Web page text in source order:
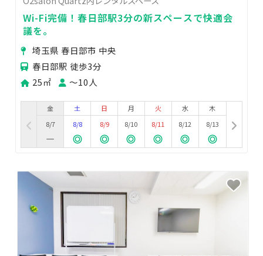
Wi-Fi完備！春日部駅3分の新スペースで快適会
議を。
埼玉県 春日部市 中央
春日部駅 徒歩3分
25㎡
〜10人
金
8/7
土
8/8
日
8/9
月
8/10
火
8/11
水
8/12
木
8/13